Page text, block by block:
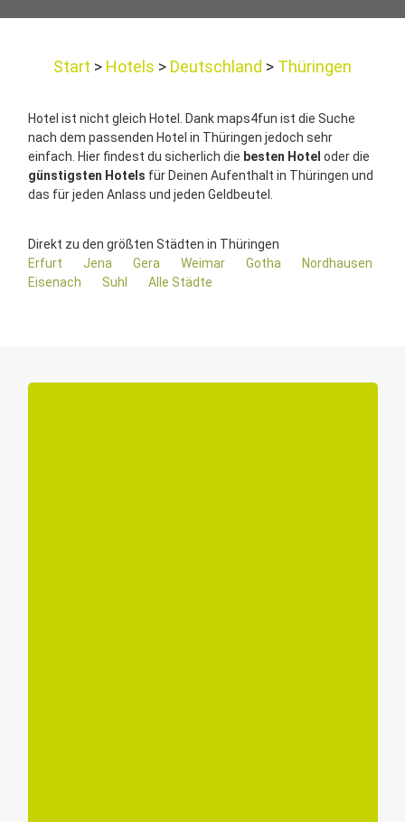
Start Hotels Deutschland Thüringen
Hotel ist nicht gleich Hotel. Dank maps4fun ist die Suche
nach dem passenden Hotel in Thüringen jedoch sehr
einfach. Hier findest du sicherlich die besten Hotel oder die
günstigsten Hotels für Deinen Aufenthalt in Thüringen und
das für jeden Anlass und jeden Geldbeutel.
Direkt zu den größten Städten in Thüringen
Erfurt
Jena Gera Weimar Gotha
Nordhausen
Eisenach
Suhl Alle Städte